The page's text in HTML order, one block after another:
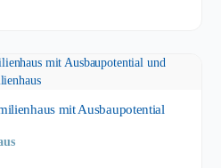
mit Ausbaupotential